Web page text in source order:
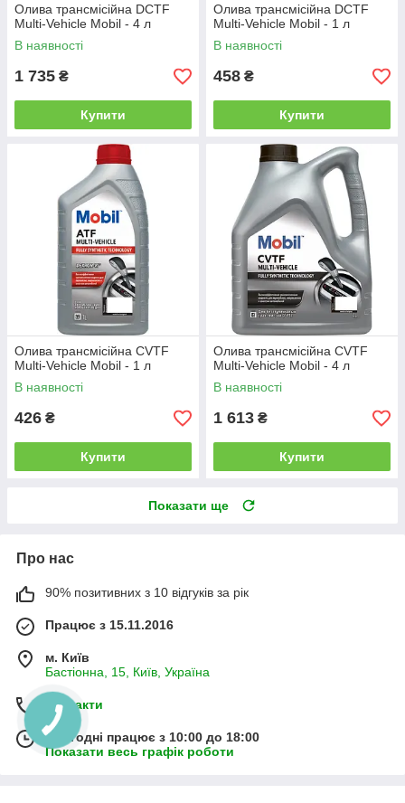
Олива трансмісійна DCTF
Multi-Vehicle Mobil - 4 л
В наявності
1 735 ₴
Купити
Олива трансмісійна DCTF
Multi-Vehicle Mobil - 1 л
В наявності
458 ₴
Купити
Олива трансмісійна CVTF
Multi-Vehicle Mobil - 1 л
В наявності
426 ₴
Купити
Олива трансмісійна CVTF
Multi-Vehicle Mobil - 4 л
В наявності
1 613 ₴
Купити
Показати ще
Про нас
90% позитивних з 10 відгуків за рік
Працює з 15.11.2016
м. Київ
Бастіонна, 15, Київ, Україна
Контакти
Сьогодні працює з 10:00 до 18:00
Показати весь графік роботи